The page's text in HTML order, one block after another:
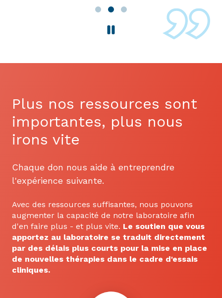
Plus nos ressources sont
importantes, plus nous
irons vite
Chaque don nous aide à entreprendre
l'expérience suivante.
Avec des ressources suffisantes, nous pouvons
augmenter la capacité de notre laboratoire afin
d'en faire plus - et plus vite. Le soutien que vous
apportez au laboratoire se traduit directement
par des délais plus courts pour la mise en place
de nouvelles thérapies dans le cadre d'essais
cliniques.